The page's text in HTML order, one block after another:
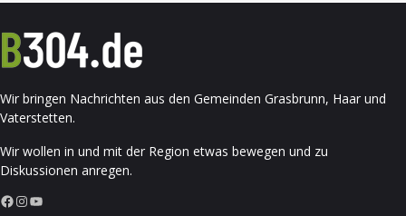
Wir bringen Nachrichten aus den Gemeinden Grasbrunn, Haar und
Vaterstetten.
Wir wollen in und mit der Region etwas bewegen und zu
Diskussionen anregen.
Facebook InstagramYouTube